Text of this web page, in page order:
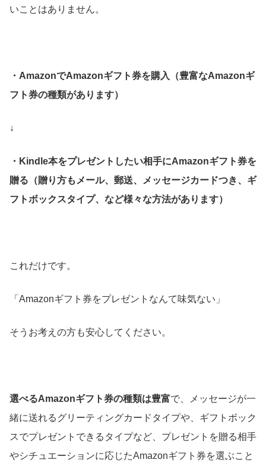
いことはありません。
・AmazonでAmazonギフト券を購入（豊富なAmazonギ
フト券の種類があります）
↓
・Kindle本をプレゼントしたい相手にAmazonギフト券を
贈る（贈り方もメール、郵送、メッセージカードつき、ギ
フトボックスタイプ、など様々な方法があります）
これだけです。
「Amazonギフト券をプレゼントなんて味気ない」
そうお考えの方も安心してください。
選べるAmazonギフト券の種類は豊富で、メッセージが一
緒に送れるグリーティングカードタイプや、ギフトボック
スでプレゼントできるタイプなど、プレゼントを贈る相手
やシチュエーションに応じたAmazonギフト券を選ぶこと